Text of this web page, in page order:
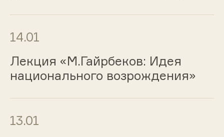
14.01
Лекция «М.Гайрбеков: Идея
национального возрождения»
13.01